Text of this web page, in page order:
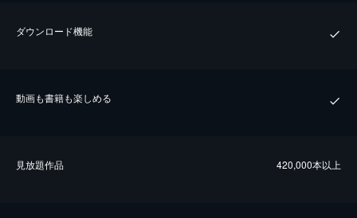
ダウンロード機能
動画も書籍も楽しめる
⾒放題作品 420,000本以上